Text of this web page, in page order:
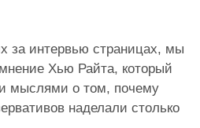
за интервью страницах, мы
Хью Райта, который
мыслями о том, почему
наделали столько